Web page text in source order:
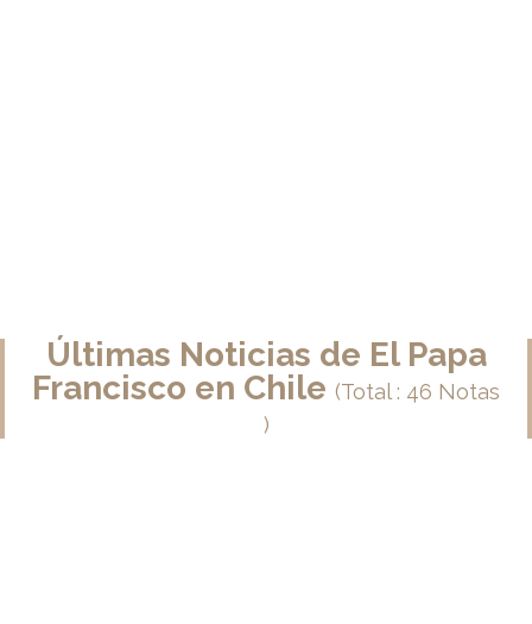
Últimas Noticias de El Papa
Francisco en Chile (Total : 46 Notas
)